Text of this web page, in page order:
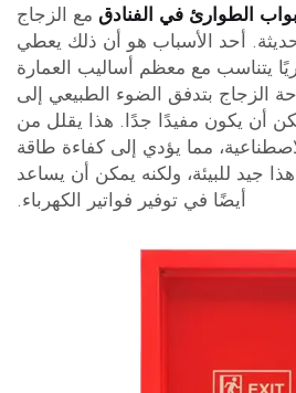
الطوارئ في الفنادق مع الزجاج
أحد الأسباب هو أن ذلك يعطي
يتناسب مع معظم أساليب العمارة
الزجاج بتدفق الضوء الطبيعي إلى
أن يكون مفيدًا جدًا. هذا يقلل من
مما يؤدي إلى كفاءة طاقة
جيد للبيئة، ولكنه يمكن أن يساعد
أيضًا في توفير فواتير الكهرباء.